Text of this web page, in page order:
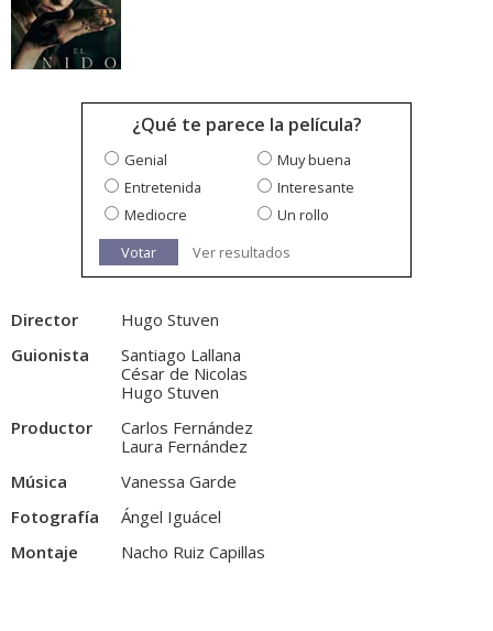
¿Qué te parece la película?
Genial
Muy buena
Entretenida
Interesante
Mediocre
Un rollo
Votar
Ver resultados
Director
Hugo Stuven
Guionista
Santiago Lallana
César de Nicolas
Hugo Stuven
Productor
Carlos Fernández
Laura Fernández
Música
Vanessa Garde
Fotografía
Ángel Iguácel
Montaje
Nacho Ruiz Capillas